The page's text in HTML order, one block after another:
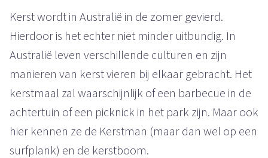
Kerst wordt in Australië in de zomer gevierd.
Hierdoor is het echter niet minder uitbundig. In
Australië leven verschillende culturen en zijn
manieren van kerst vieren bij elkaar gebracht. Het
kerstmaal zal waarschijnlijk of een barbecue in de
achtertuin of een picknick in het park zijn. Maar ook
hier kennen ze de Kerstman (maar dan wel op een
surfplank) en de kerstboom.